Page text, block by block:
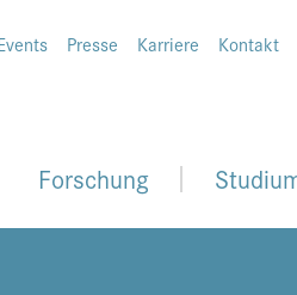
Presse Karriere Kontakt
Forschung